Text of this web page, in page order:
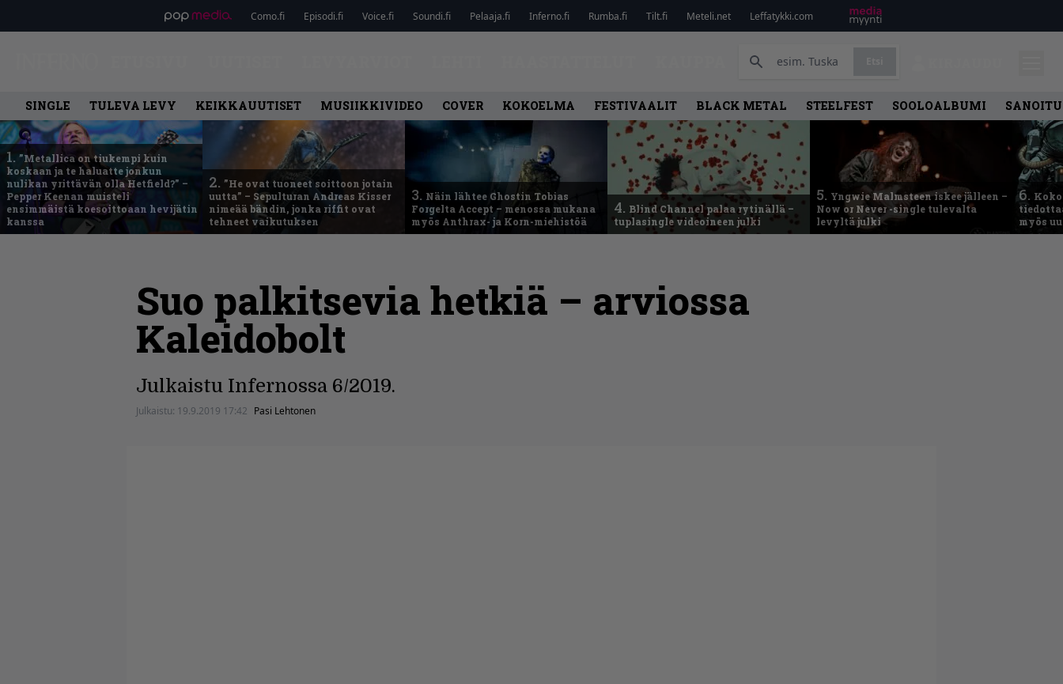
Como.fi Episodi.fi Voice.fi Soundi.fi Pelaaja.fi Inferno.fi Rumba.fi Tilt.fi Meteli.net Leffatykki.com
SINGLE TULEVA LEVY KEIKKAUUTISET MUSIIKKIVIDEO COVER KOKOELMA FESTIVAALIT BLACK METAL STEELFEST SOOLOALBUMI
1. ”Metallica on tiukempi kuin
koskaan ja te haluatte jonkun
nulikan yrittävän olla Hetfield?” –
Pepper Keenan muisteli
ensimmäistä koesoittoaan hevijätin
kanssa
2. ”He ovat tuoneet soittoon jotain
uutta” – Sepulturan Andreas Kisser
nimeää bändin, jonka riffit ovat
tehneet vaikutuksen
3. Näin lähtee Ghostin Tobias
Forgelta Accept – menossa mukana
myös Anthrax- ja Korn-miehistöä
4. Blind Channel palaa rytinällä –
tuplasingle videoineen julki
5. Yngwie Malmsteen iskee jälleen –
Now or Never -single tulevalta
levyltä julki
6.
myös
Suo palkitsevia hetkiä – arviossa
Kaleidobolt
Julkaistu Infernossa 6/2019.
Julkaistu: 19.9.2019 17:42 Pasi Lehtonen